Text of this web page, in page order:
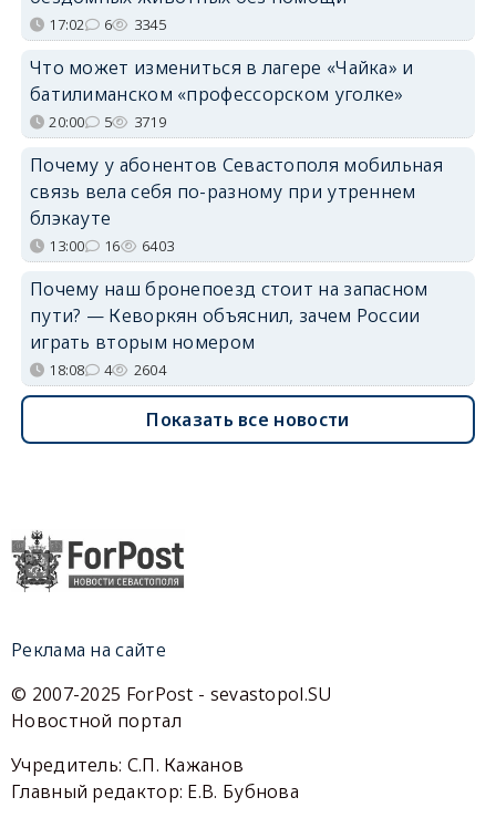
17:02 6 3345
Что может измениться в лагере «Чайка» и
батилиманском «профессорском уголке»
20:00 5 3719
Почему у абонентов Севастополя мобильная
связь вела себя по-разному при утреннем
блэкауте
13:00 16 6403
Почему наш бронепоезд стоит на запасном
пути? — Кеворкян объяснил, зачем России
играть вторым номером
18:08 4 2604
Показать все новости
Реклама на сайте
© 2007-2025 ForPost - sevastopol.SU
Новостной портал
Учредитель: С.П. Кажанов
Главный редактор: Е.В. Бубнова